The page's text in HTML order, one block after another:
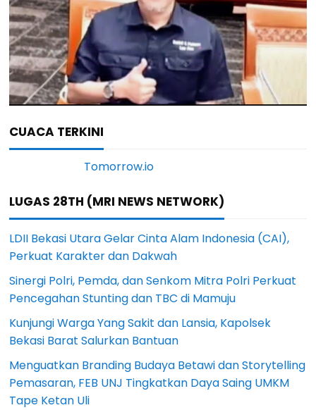
CUACA TERKINI
LUGAS 28TH (MRI NEWS NETWORK)
LDII Bekasi Utara Gelar Cinta Alam Indonesia (CAI),
Perkuat Karakter dan Dakwah
Sinergi Polri, Pemda, dan Senkom Mitra Polri Perkuat
Pencegahan Stunting dan TBC di Mamuju
Kunjungi Warga Yang Sakit dan Lansia, Kapolsek
Bekasi Barat Salurkan Bantuan
Menguatkan Branding Budaya Betawi dan Storytelling
Pemasaran, FEB UNJ Tingkatkan Daya Saing UMKM
Tape Ketan Uli